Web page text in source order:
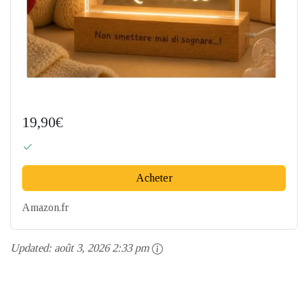
19,90€
Acheter
Amazon.fr
Updated: août 3, 2026 2:33 pm